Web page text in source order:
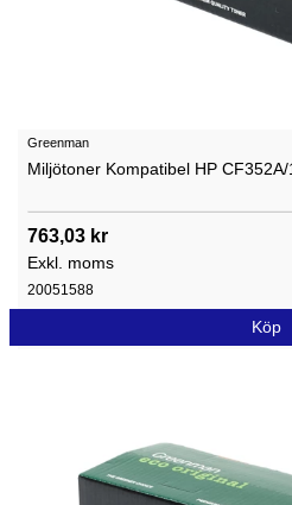
Greenman
Miljötoner Kompatibel HP CF352A/
763,03 kr
Exkl. moms
20051588
Köp